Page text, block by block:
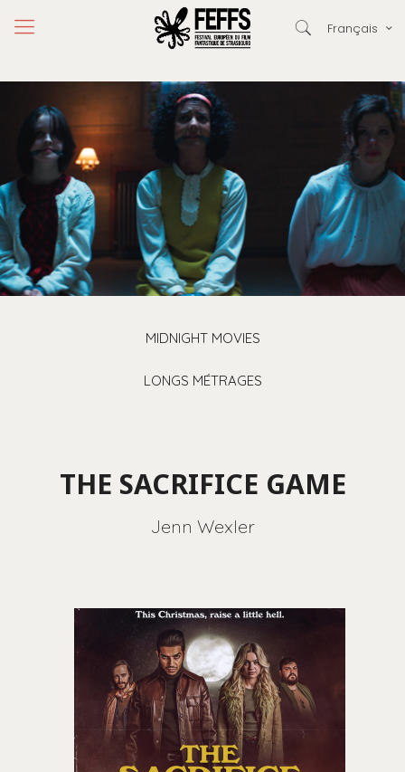
Français
MIDNIGHT MOVIES
LONGS MÉTRAGES
THE SACRIFICE GAME
Jenn Wexler